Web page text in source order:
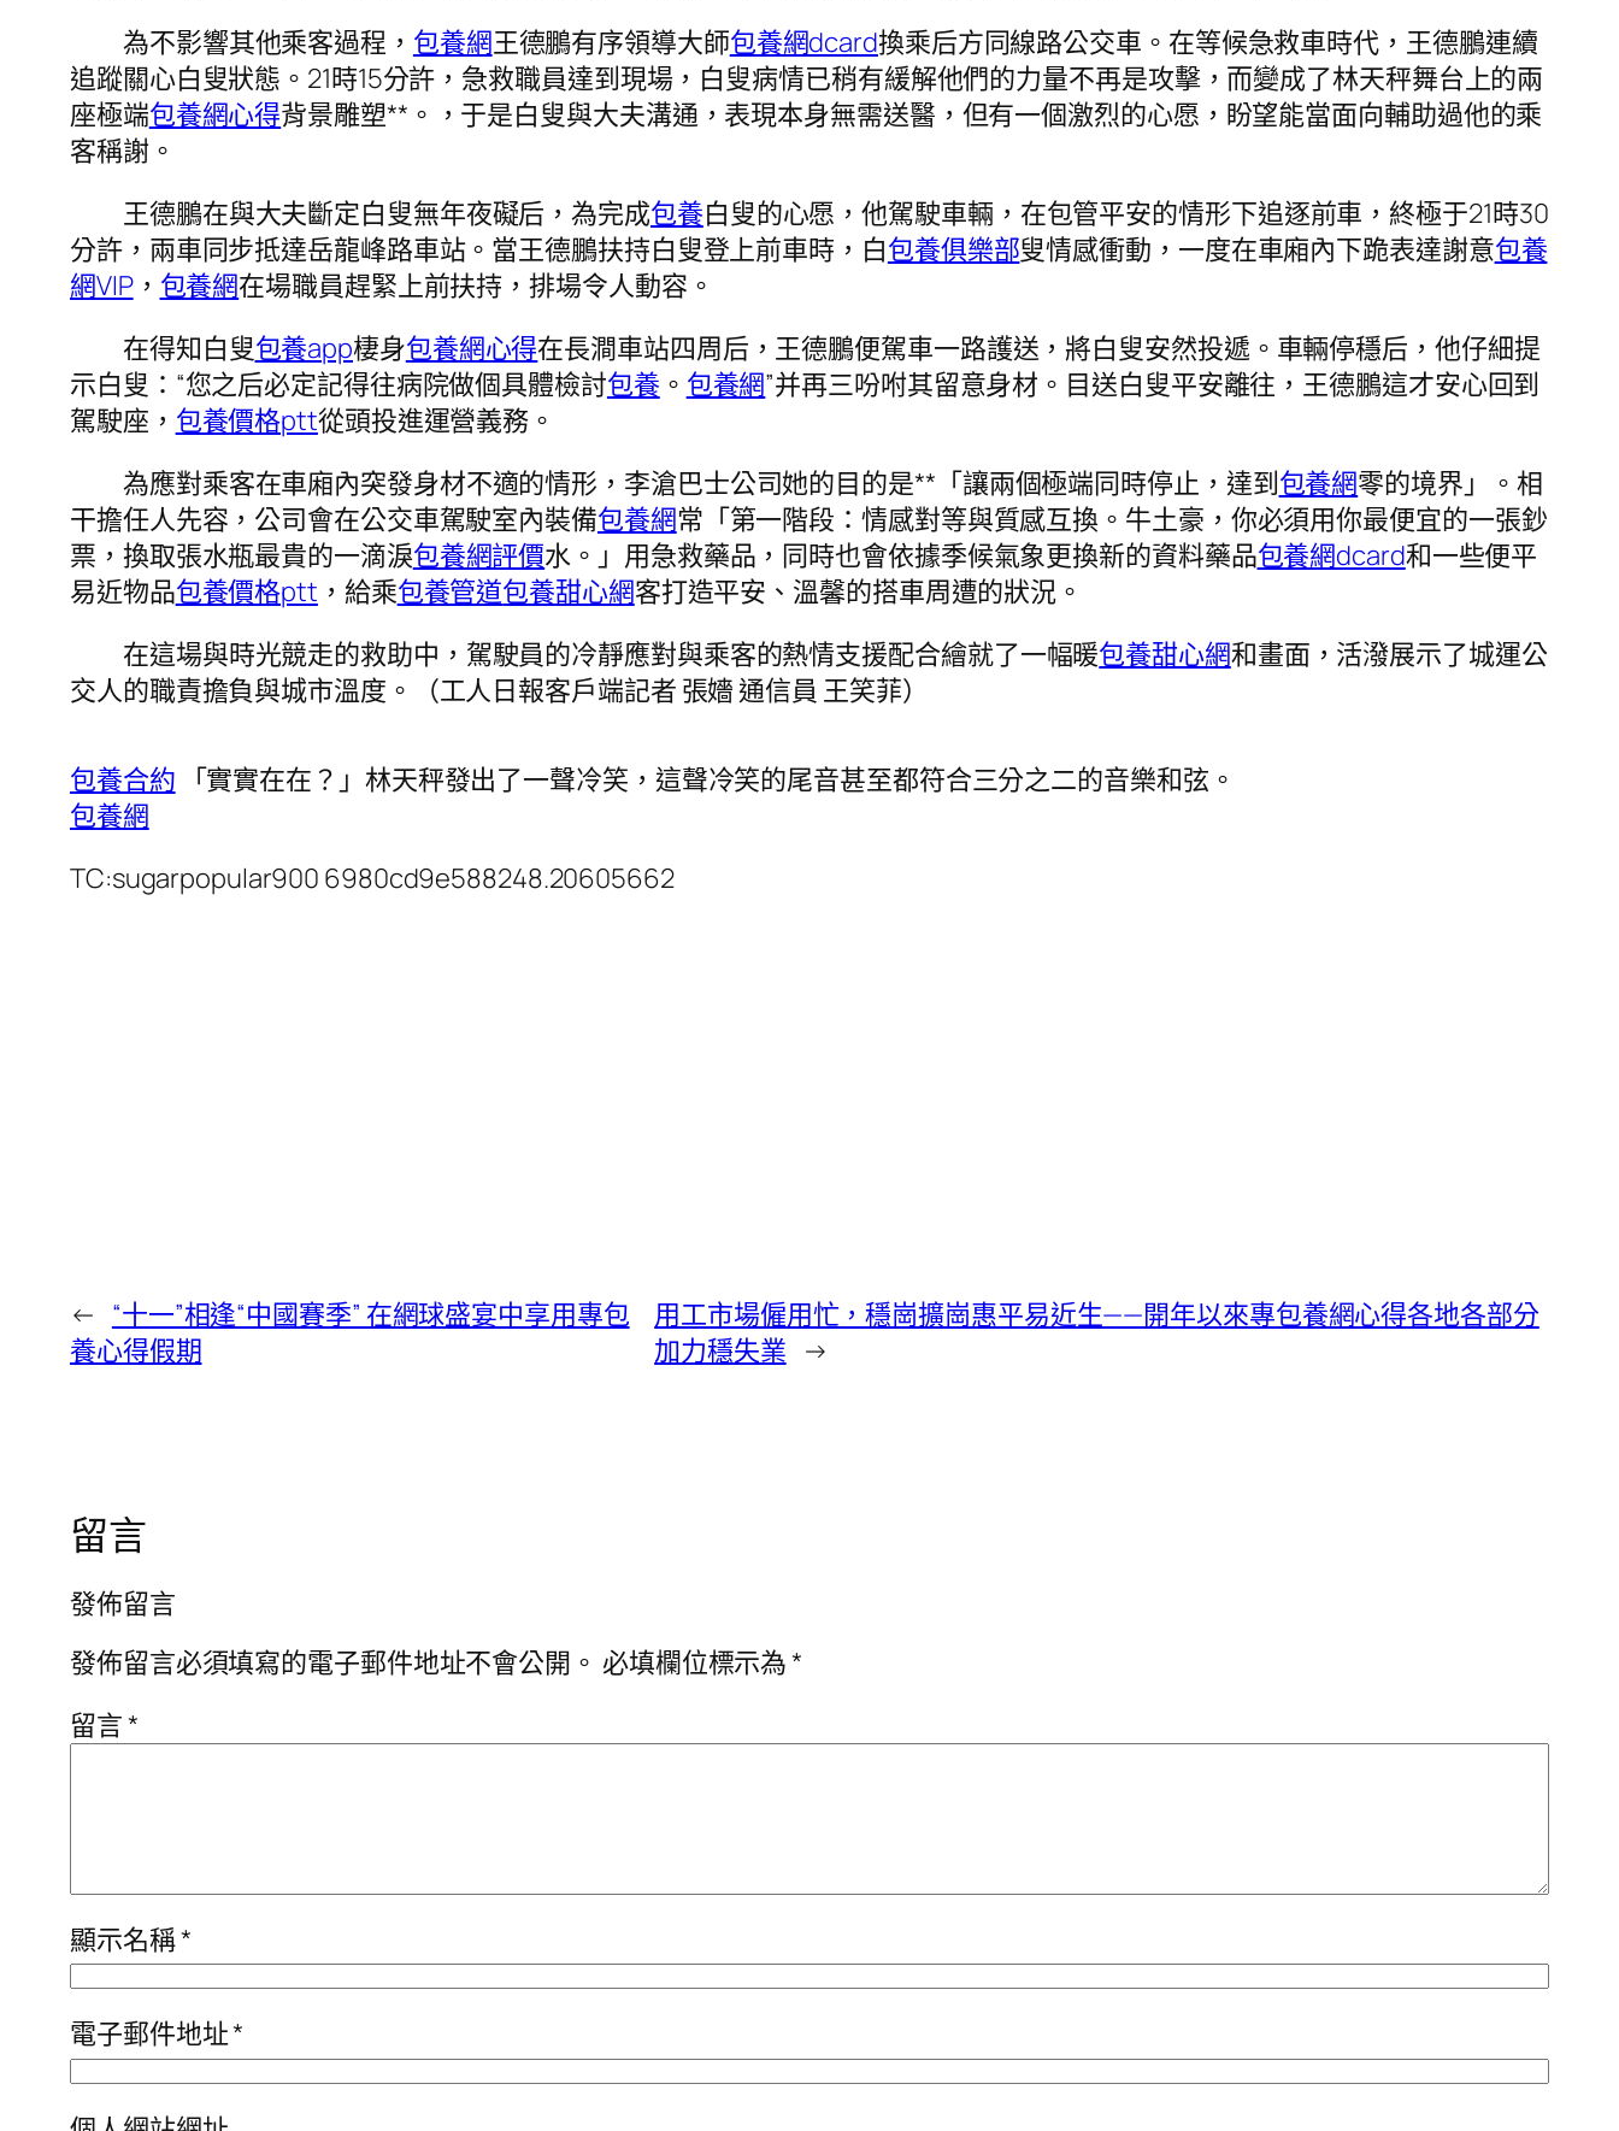
為不影響其他乘客過程， 包養網王德鵬有序領導大師包養網dcard換乘后方同線路公交車。在等候急救車時代，王德鵬連續
追蹤關心白叟狀態。21時15分許，急救職員達到現場，白叟病情已稍有緩解他們的力量不再是攻擊，而變成了林天秤舞台上的兩
座極端包養網心得背景雕塑**。，于是白叟與大夫溝通，表現本身無需送醫，但有一個激烈的心愿，盼望能當面向輔助過他的乘
客稱謝。
王德鵬在與大夫斷定白叟無年夜礙后，為完成包養白叟的心愿，他駕駛車輛，在包管平安的情形下追逐前車，終極于21時30
分許，兩車同步抵達岳龍峰路車站。當王德鵬扶持白叟登上前車時，白包養俱樂部叟情感衝動，一度在車廂內下跪表達謝意包養
網VIP， 包養網在場職員趕緊上前扶持，排場令人動容。
在得知白叟包養app棲身包養網心得在長澗車站四周后，王德鵬便駕車一路護送，將白叟安然投遞。車輛停穩后，他仔細提
示白叟：“您之后必定記得往病院做個具體檢討包養 。 包養網”并再三吩咐其留意身材。目送白叟平安離往，王德鵬這才安心回到
駕駛座， 包養價格ptt從頭投進運營義務。
為應對乘客在車廂內突發身材不適的情形，李滄巴士公司她的目的是**「讓兩個極端同時停止，達到包養網零的境界」。相
干擔任人先容，公司會在公交車駕駛室內裝備包養網常「第一階段：情感對等與質感互換。牛土豪，你必須用你最便宜的一張鈔
票，換取張水瓶最貴的一滴淚包養網評價水。」用急救藥品，同時也會依據季候氣象更換新的資料藥品包養網dcard和一些便平
易近物品包養價格ptt ，給乘包養管道包養甜心網客打造平安、溫馨的搭車周遭的狀況。
在這場與時光競走的救助中，駕駛員的冷靜應對與乘客的熱情支援配合繪就了一幅暖包養甜心網和畫面，活潑展示了城運公
交人的職責擔負與城市溫度。（工人日報客戶端記者 張嬙 通信員 王笑菲）
包養合約 「實實在在？」林天秤發出了一聲冷笑，這聲冷笑的尾音甚至都符合三分之二的音樂和弦。
包養網
TC:sugarpopular900 6980cd9e588248.20605662
← “十一”相逢“中國賽季” 在網球盛宴中享用專包
養心得假期
用工市場僱用忙，穩崗擴崗惠平易近生——開年以來專包養網心得各地各部分
加力穩失業 →
留言
發佈留言
發佈留言必須填寫的電子郵件地址不會公開。 必填欄位標示為*
留言*
顯示名稱*
電子郵件地址*